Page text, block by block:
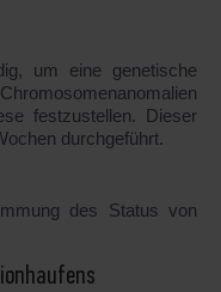
um eine genetische
festzustellen. Dieser
durchgeführt.
des Status von